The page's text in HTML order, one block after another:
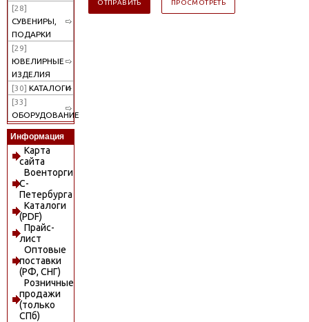
[28]
СУВЕНИРЫ,
ПОДАРКИ
[29]
ЮВЕЛИРНЫЕ
ИЗДЕЛИЯ
[30] КАТАЛОГИ
[33]
ОБОРУДОВАНИЕ
Информация
Карта
сайта
Военторги
С-
Петербурга
Каталоги
(PDF)
Прайс-
лист
Оптовые
поставки
(РФ, СНГ)
Розничные
продажи
(только
СПб)